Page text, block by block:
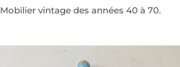
Mobilier vintage des années 40 à 70.